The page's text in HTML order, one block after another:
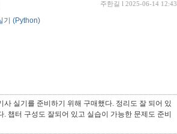
주한길 l 2025-06-14 12:43
기 (Python)
실기를 준비하기 위해 구매했다. 정리도 잘 되어 있
챕터 구성도 잘되어 있고 실습이 가능한 문제도 준비